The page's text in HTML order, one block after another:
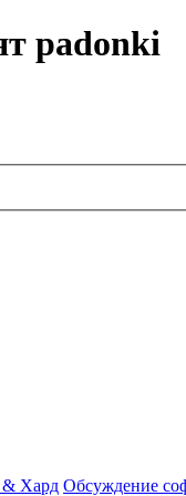
padonki
Хард Обсуждение